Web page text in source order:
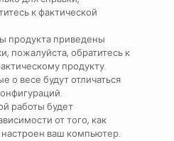
к фактической
продукта приведены
пожалуйста, обратитесь к
продукту.
о весе будут отличаться
работы будет
от того, как
настроен ваш компьютер.